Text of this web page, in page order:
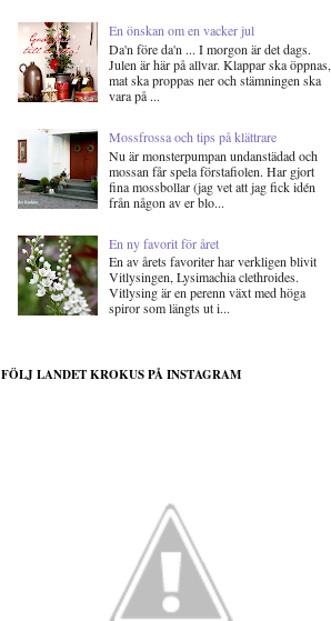
En önskan om en vacker jul
Da'n före da'n ... I morgon är det dags.
Julen är här på allvar. Klappar ska öppnas,
mat ska proppas ner och stämningen ska
vara på ...
Mossfrossa och tips på klättrare
Nu är monsterpumpan undanstädad och
mossan får spela förstafiolen. Har gjort
fina mossbollar (jag vet att jag fick idén
från någon av er blo...
En ny favorit för året
En av årets favoriter har verkligen blivit
Vitlysingen, Lysimachia clethroides.
Vitlysing är en perenn växt med höga
spiror som längts ut i...
FÖLJ LANDET KROKUS PÅ INSTAGRAM